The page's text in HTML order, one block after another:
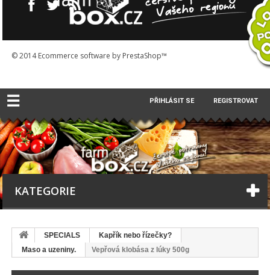
© 2014Ecommerce software by PrestaShop™
☰ PŘIHLÁSIT SE REGISTROVAT
KATEGORIE
SPECIALS
Kapřík nebo řízečky?
Maso a uzeniny.
Vepřová klobása z lúky 500g